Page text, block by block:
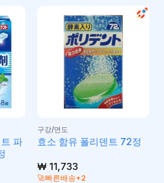
파
구강/면도
효소 함유 폴리덴트 72정
₩11,733
🚀빠른배송+2